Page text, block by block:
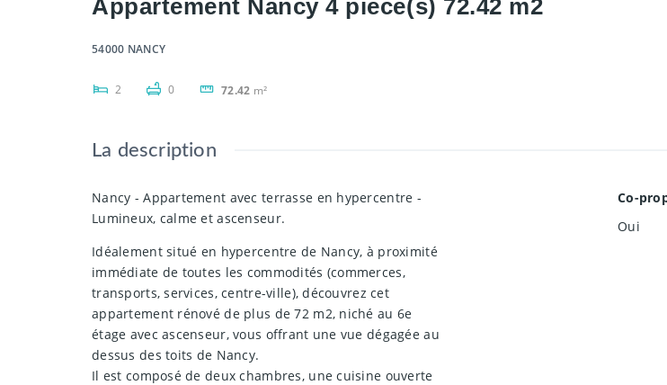
Appartement Nancy 4 pièce(s) 72.42 m2
54000 NANCY
2 0 72.42 m²
La description
Nancy - Appartement avec terrasse en hypercentre -
Lumineux, calme et ascenseur.
Idéalement situé en hypercentre de Nancy, à proximité
immédiate de toutes les commodités (commerces,
transports, services, centre-ville), découvrez cet
appartement rénové de plus de 72 m2, niché au 6e
étage avec ascenseur, vous offrant une vue dégagée au
dessus des toits de Nancy.
Il est composé de deux chambres, une cuisine ouverte
Co-
Oui